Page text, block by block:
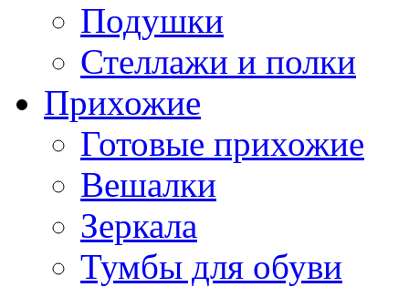
Подушки
Стеллажи и полки
Прихожие
Готовые прихожие
Вешалки
Зеркала
Тумбы для обуви